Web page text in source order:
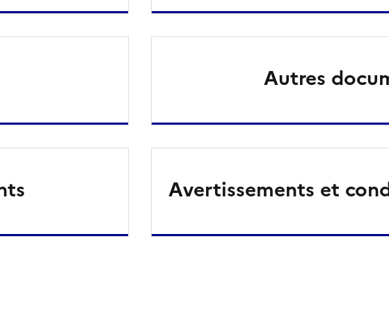
Autres
Avertissements et